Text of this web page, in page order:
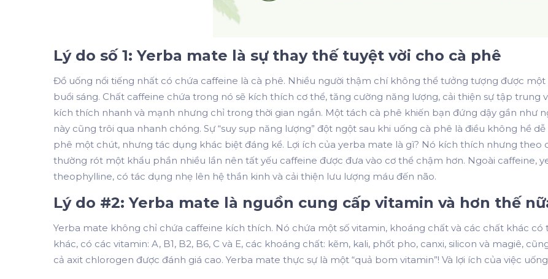
Lý do số 1: Yerba mate là sự thay thế tuyệt vời cho cà phê
Đồ uống nổi tiếng nhất có chứa caffeine là cà phê. Nhiều người thậm chí không thể tưởng tượng được
buổi sáng. Chất caffeine chứa trong nó sẽ kích thích cơ thể, tăng cường năng lượng, cải thiện sự tập trung
kích thích nhanh và mạnh nhưng chỉ trong thời gian ngắn. Một tách cà phê khiến bạn đứng dậy gần như
này cũng trôi qua nhanh chóng. Sự “suy sụp năng lượng” đột ngột sau khi uống cà phê là điều không hề
phê một chút, nhưng tác dụng khác biệt đáng kể. Lợi ích của yerba mate là gì? Nó kích thích nhưng theo
thường rót một khẩu phần nhiều lần nên tất yếu caffeine được đưa vào cơ thể chậm hơn. Ngoài caffeine,
theophylline, có tác dụng nhẹ lên hệ thần kinh và cải thiện lưu lượng máu đến não.
Lý do #2: Yerba mate là nguồn cung cấp vitamin và hơn thế
Yerba mate không chỉ chứa caffeine kích thích. Nó chứa một số vitamin, khoáng chất và các chất khác
khác, có các vitamin: A, B1, B2, B6, C và E, các khoáng chất: kẽm, kali, phốt pho, canxi, silicon và magiê,
cả axit chlorogen được đánh giá cao. Yerba mate thực sự là một “quả bom vitamin”! Và lợi ích của việc